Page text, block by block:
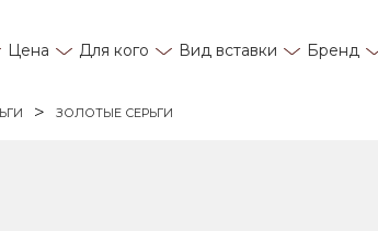
Цена Для кого Вид вставки Бренд
ЗОЛОТЫЕ СЕРЬГИ